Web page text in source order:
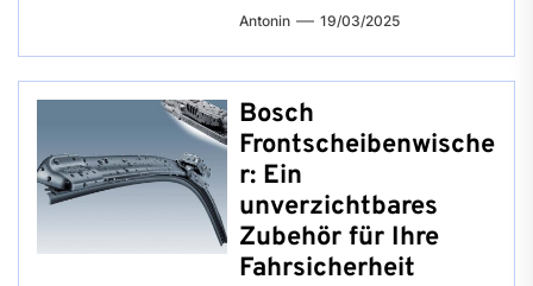
Antonin 19/03/2025
Bosch
Frontscheibenwische
r: Ein
unverzichtbares
Zubehör für Ihre
Fahrsicherheit